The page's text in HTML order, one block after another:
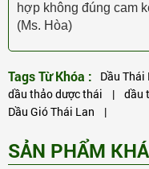
hợp không đúng cam
(Ms. Hòa)
Tags Từ Khóa : Dầu Thái
dầu thảo dược thái | dầu
Dầu Gió Thái Lan |
SẢN PHẨM